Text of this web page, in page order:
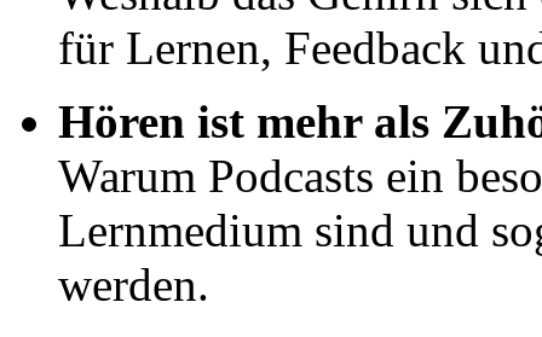
für Lernen, Feedback
Hören ist mehr als
Warum Podcasts ein
Lernmedium sind und
werden.